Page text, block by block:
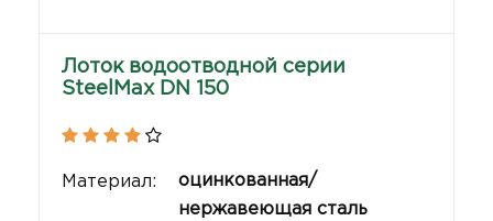
Лоток водоотводной серии
SteelMax DN 150
Материал:
оцинкованная/
нержавеющая сталь